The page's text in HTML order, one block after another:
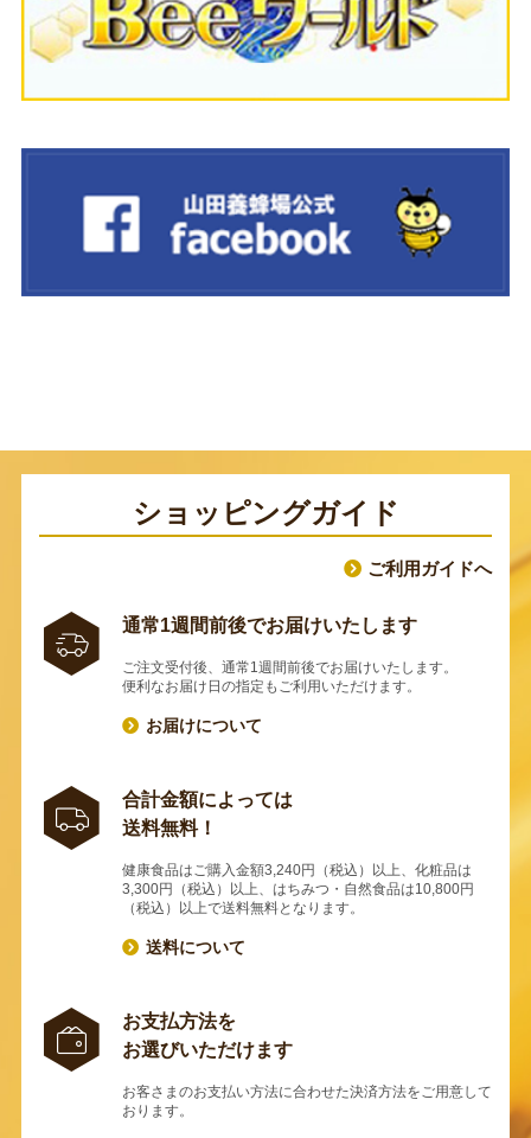
ショッピングガイド
ご利用ガイドへ
通常1週間前後でお届けいたします
ご注文受付後、通常1週間前後でお届けいたします。
便利なお届け日の指定もご利用いただけます。
お届けについて
合計金額によっては
送料無料！
健康食品はご購入金額3,240円（税込）以上、化粧品は
3,300円（税込）以上、はちみつ・自然食品は10,800円
（税込）以上で送料無料となります。
送料について
お支払方法を
お選びいただけます
お客さまのお支払い方法に合わせた決済方法をご用意して
おります。